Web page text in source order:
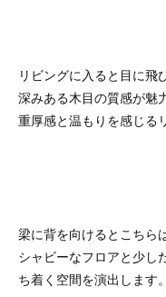
リビングに入ると目に飛
深みある木目の質感が魅
重厚感と温もりを感じる
梁に背を向けるとこちら
シャビーなフロアと少し
ち着く空間を演出します。